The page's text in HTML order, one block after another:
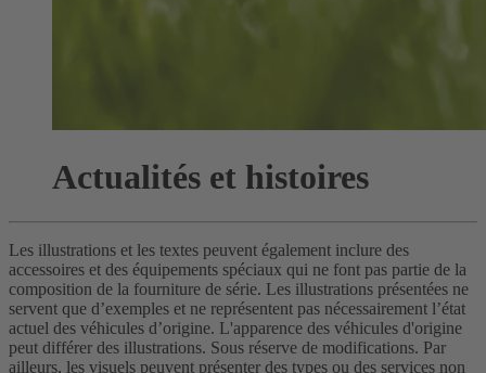
Actualités et histoires
Les illustrations et les textes peuvent également inclure des
accessoires et des équipements spéciaux qui ne font pas partie de la
composition de la fourniture de série. Les illustrations présentées ne
servent que d’exemples et ne représentent pas nécessairement l’état
actuel des véhicules d’origine. L'apparence des véhicules d'origine
peut différer des illustrations. Sous réserve de modifications. Par
ailleurs, les visuels peuvent présenter des types ou des services non